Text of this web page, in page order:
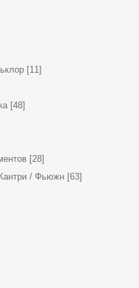
[11]
[48]
[28]
/ Фьюжн [63]